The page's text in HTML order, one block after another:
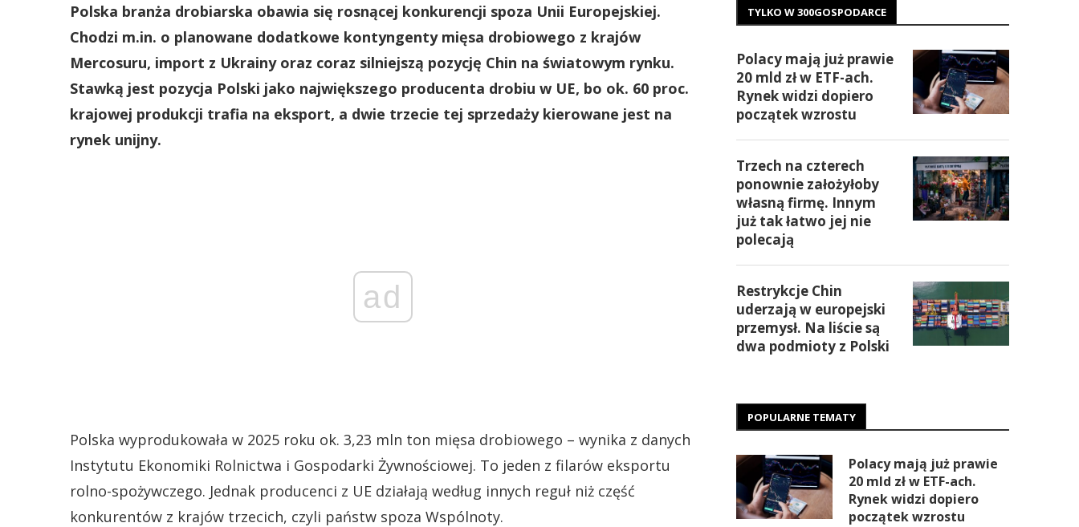
Polska branża drobiarska obawia się rosnącej konkurencji spoza Unii Europejskiej.
Chodzi m.in. o planowane dodatkowe kontyngenty mięsa drobiowego z krajów
Mercosuru, import z Ukrainy oraz coraz silniejszą pozycję Chin na światowym rynku.
Stawką jest pozycja Polski jako największego producenta drobiu w UE, bo ok. 60 proc.
krajowej produkcji trafia na eksport, a dwie trzecie tej sprzedaży kierowane jest na
rynek unijny.
ad
Polska wyprodukowała w 2025 roku ok. 3,23 mln ton mięsa drobiowego – wynika z danych
Instytutu Ekonomiki Rolnictwa i Gospodarki Żywnościowej. To jeden z filarów eksportu
rolno-spożywczego. Jednak producenci z UE działają według innych reguł niż część
konkurentów z krajów trzecich, czyli państw spoza Wspólnoty.
TYLKO W 300GOSPODARCE
Polacy mają już prawie
20 mld zł w ETF-ach.
Rynek widzi dopiero
początek wzrostu
Trzech na czterech
ponownie założyłoby
własną firmę. Innym
już tak łatwo jej nie
polecają
Restrykcje Chin
uderzają w europejski
przemysł. Na liście są
dwa podmioty z Polski
POPULARNE TEMATY
Polacy mają już prawie
20 mld zł w ETF-ach.
Rynek widzi dopiero
początek wzrostu